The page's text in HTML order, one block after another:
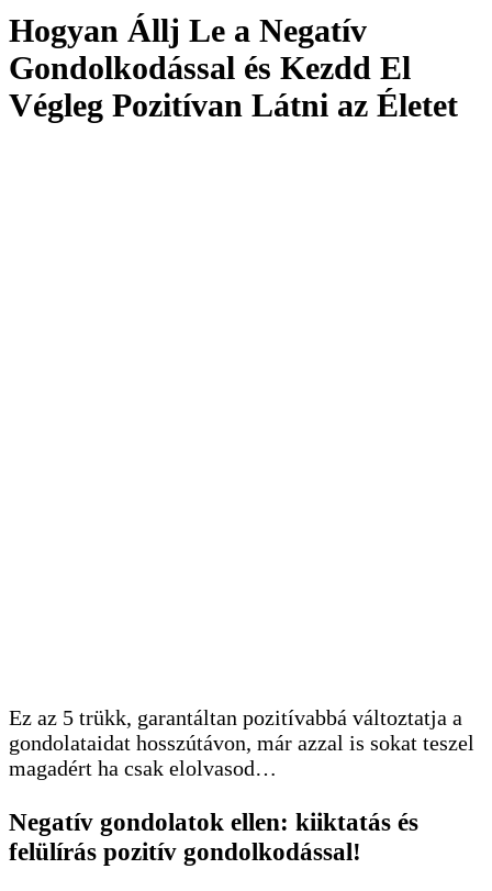
Hogyan Állj Le a Negatív
Gondolkodással és Kezdd El
Végleg Pozitívan Látni az Életet
Ez az 5 trükk, garantáltan pozitívabbá változtatja a
gondolataidat hosszútávon, már azzal is sokat teszel
magadért ha csak elolvasod…
Negatív gondolatok ellen: kiiktatás és
felülírás pozitív gondolkodással!